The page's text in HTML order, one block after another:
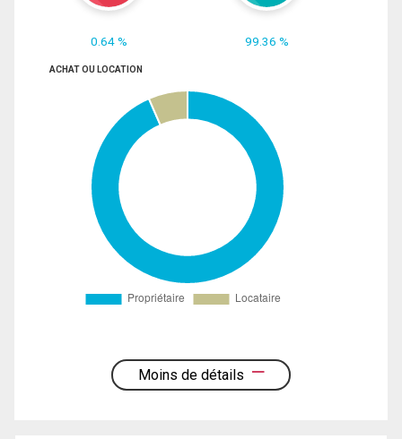
0.64 % 99.36 %
ACHAT OU LOCATION
Moins de détails